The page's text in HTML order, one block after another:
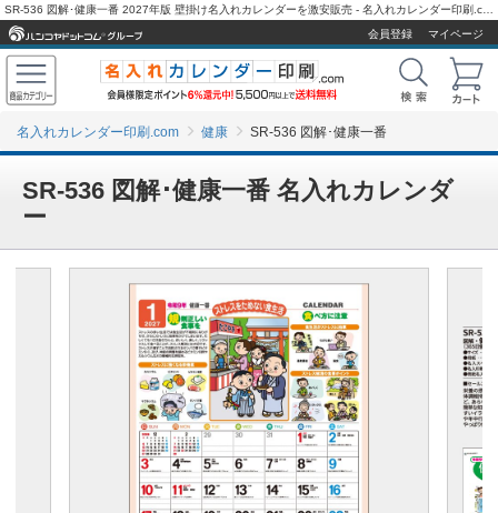
会員登録
マイページ
名入れカレンダー印刷.com 健康 SR-536 図解･健康一番
SR-536 図解･健康一番 名入れカレンダ
ー